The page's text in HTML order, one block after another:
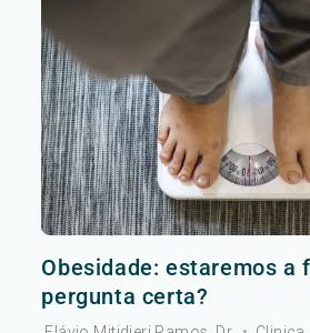
Obesidade: estaremos a
pergunta certa?